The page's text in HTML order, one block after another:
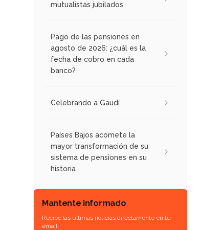
mutualistas jubilados
Pago de las pensiones en
agosto de 2026: ¿cuál es la
fecha de cobro en cada
banco?
Celebrando a Gaudí
Países Bajos acomete la
mayor transformación de su
sistema de pensiones en su
historia
Mantente informado
Recibe las últimas noticias directamente en tu
email.